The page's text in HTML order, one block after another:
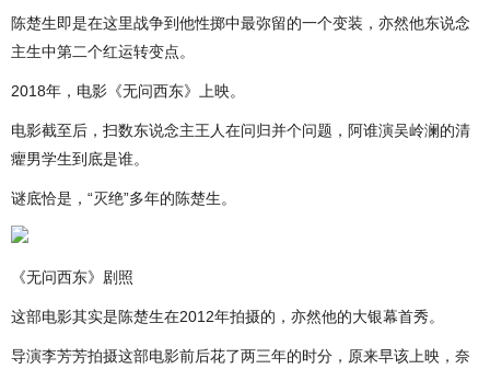
陈楚生即是在这里战争到他性掷中最弥留的一个变装，亦然他东说念
主生中第二个红运转变点。
2018年，电影《无问西东》上映。
电影截至后，扫数东说念主王人在问归并个问题，阿谁演吴岭澜的清
癯男学生到底是谁。
谜底恰是，“灭绝”多年的陈楚生。
《无问西东》剧照
这部电影其实是陈楚生在2012年拍摄的，亦然他的大银幕首秀。
导演李芳芳拍摄这部电影前后花了两三年的时分，原来早该上映，奈